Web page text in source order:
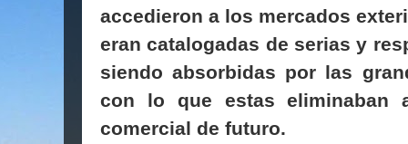
accedieron a los mercados
eran catalogadas de serias y
siendo absorbidas por las
con lo que estas eliminaban
comercial de futuro.